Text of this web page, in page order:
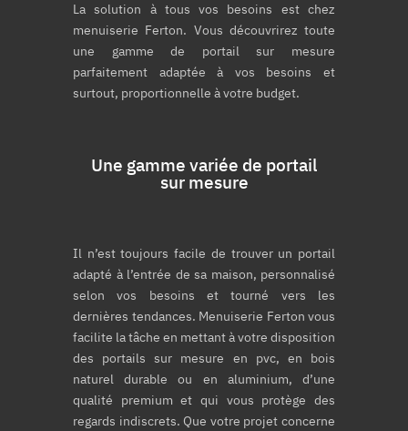
La solution à tous vos besoins est chez
menuiserie Ferton. Vous découvrirez toute
une gamme de portail sur mesure
parfaitement adaptée à vos besoins et
surtout, proportionnelle à votre budget.
Une gamme variée de portail
sur mesure
Il n’est toujours facile de trouver un portail
adapté à l’entrée de sa maison, personnalisé
selon vos besoins et tourné vers les
dernières tendances. Menuiserie Ferton vous
facilite la tâche en mettant à votre disposition
des portails sur mesure en pvc, en bois
naturel durable ou en aluminium, d’une
qualité premium et qui vous protège des
regards indiscrets. Que votre projet concerne